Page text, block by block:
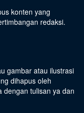
konten yang
redaksi.
gambar atau ilustrasi
dihapus oleh
dengan tulisan ya dan